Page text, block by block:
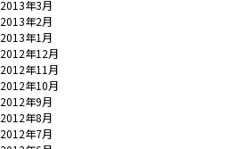
2013年3月
2013年2月
2013年1月
2012年12月
2012年11月
2012年10月
2012年9月
2012年8月
2012年7月